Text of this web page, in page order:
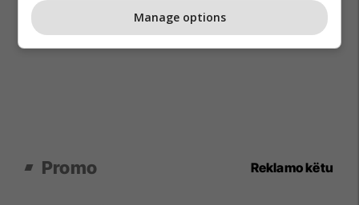
Promo Reklamo këtu
Manage options